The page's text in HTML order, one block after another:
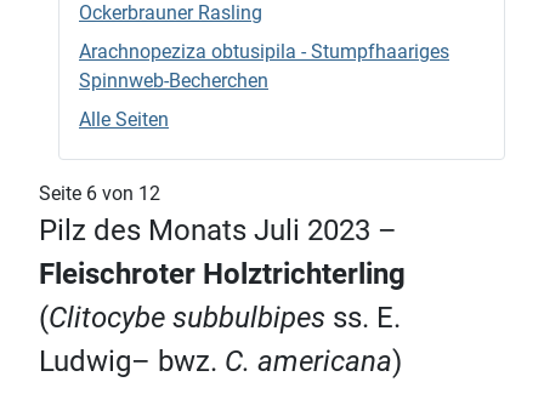
Ockerbrauner Rasling
Arachnopeziza obtusipila - Stumpfhaariges
Spinnweb-Becherchen
Alle Seiten
Seite 6 von 12
Pilz des Monats Juli 2023 –
Fleischroter Holztrichterling
(Clitocybe subbulbipes ss. E.
Ludwig– bwz. C. americana)